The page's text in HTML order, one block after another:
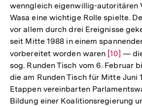
wenngleich eigenwillig-autoritären
Wasa eine wichtige Rolle spielte.
vor allem durch drei Ereignisse
seit Mitte 1988 in einem
vorbereitet worden waren Zur
der
Fußnote
[10] —
sog. Runden Tisch vom 6. Februar
die am Runden Tisch für Mitte Juni
Etappen vereinbarten
Bildung einer Koalitionsregierung